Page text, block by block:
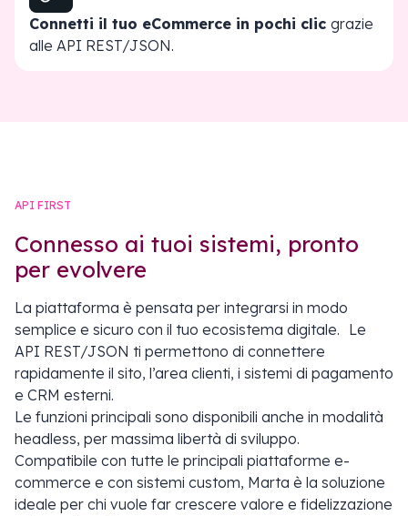
Connetti il tuo eCommerce in pochi clic grazie
alle API REST/JSON.
API FIRST
Connesso ai tuoi sistemi, pronto
per evolvere
La piattaforma è pensata per integrarsi in modo
semplice e sicuro con il tuo ecosistema digitale. Le
API REST/JSON ti permettono di connettere
rapidamente il sito, l’area clienti, i sistemi di pagamento
e CRM esterni.
Le funzioni principali sono disponibili anche in modalità
headless, per massima libertà di sviluppo.
Compatibile con tutte le principali piattaforme e-
commerce e con sistemi custom, Marta è la soluzione
ideale per chi vuole far crescere valore e fidelizzazione